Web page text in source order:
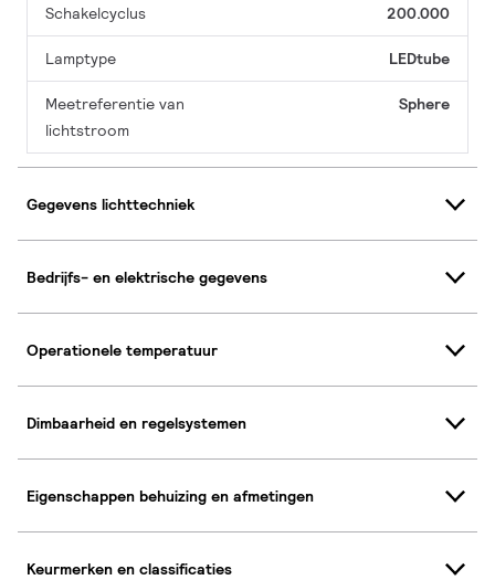
Schakelcyclus 200.000
Lamptype LEDtube
Meetreferentie van
lichtstroom
Sphere
Gegevens lichttechniek
Bedrijfs- en elektrische gegevens
Operationele temperatuur
Dimbaarheid en regelsystemen
Eigenschappen behuizing en afmetingen
Keurmerken en classificaties